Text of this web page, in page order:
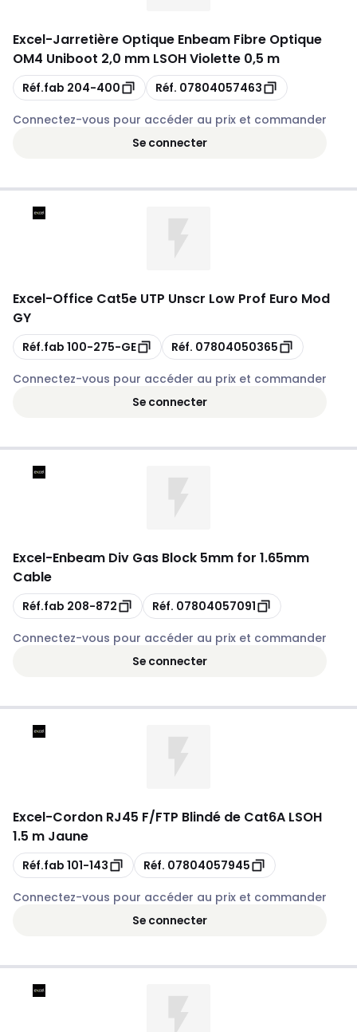
Excel-Jarretière Optique Enbeam Fibre Optique
OM4 Uniboot 2,0 mm LSOH Violette 0,5 m
Copie
Réf.fab 204-400 Copie
Réf. 07804057463
Connectez-vous pour accéder au prix et commander
Se connecter
Excel-Office Cat5e UTP Unscr Low Prof Euro Mod
GY
Copie
Réf.fab 100-275-GE Copie
Réf. 07804050365
Connectez-vous pour accéder au prix et commander
Se connecter
Excel-Enbeam Div Gas Block 5mm for 1.65mm
Cable
Copie
Réf.fab 208-872 Copie
Réf. 07804057091
Connectez-vous pour accéder au prix et commander
Se connecter
Excel-Cordon RJ45 F/FTP Blindé de Cat6A LSOH
1.5 m Jaune
Copie
Réf.fab 101-143 Copie
Réf. 07804057945
Connectez-vous pour accéder au prix et commander
Se connecter